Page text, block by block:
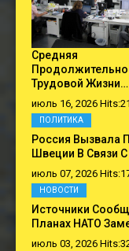
Средняя
Трудовой Жизни…
июль 16, 2026
Россия Вызвала
Швеции В Связи
июль 07, 2026
ПОЛИТИКА
Источники
Планах НАТО
июль 03, 2026
НОВОСТИ